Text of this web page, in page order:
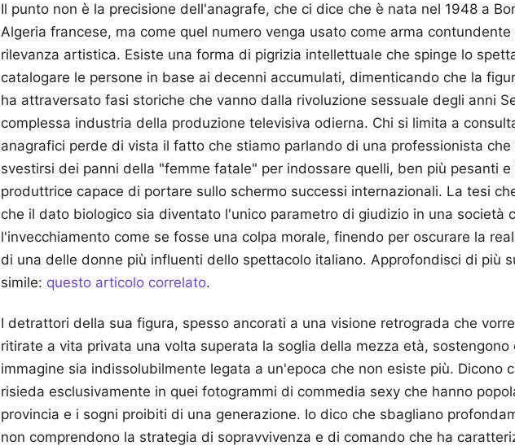
Il punto non è la precisione dell'anagrafe, che ci dice che è nata nel 1948 a
Algeria francese, ma come quel numero venga usato come arma contundente
rilevanza artistica. Esiste una forma di pigrizia intellettuale che spinge lo
catalogare le persone in base ai decenni accumulati, dimenticando che la
ha attraversato fasi storiche che vanno dalla rivoluzione sessuale degli anni
complessa industria della produzione televisiva odierna. Chi si limita a
anagrafici perde di vista il fatto che stiamo parlando di una professionista che
svestirsi dei panni della "femme fatale" per indossare quelli, ben più pesanti
produttrice capace di portare sullo schermo successi internazionali. La tesi
che il dato biologico sia diventato l'unico parametro di giudizio in una società
l'invecchiamento come se fosse una colpa morale, finendo per oscurare la
di una delle donne più influenti dello spettacolo italiano. Approfondisci di più
simile: questo articolo correlato.
I detrattori della sua figura, spesso ancorati a una visione retrograda che
ritirate a vita privata una volta superata la soglia della mezza età, sostengono
immagine sia indissolubilmente legata a un'epoca che non esiste più. Dicono
risieda esclusivamente in quei fotogrammi di commedia sexy che hanno
provincia e i sogni proibiti di una generazione. Io dico che sbagliano
non comprendono la strategia di sopravvivenza e di comando che ha